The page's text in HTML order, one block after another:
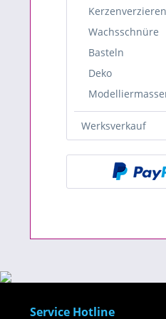
Kerzenverzieren
Wachsschnüre
Basteln
Deko
Werksverkauf
Service Hotline